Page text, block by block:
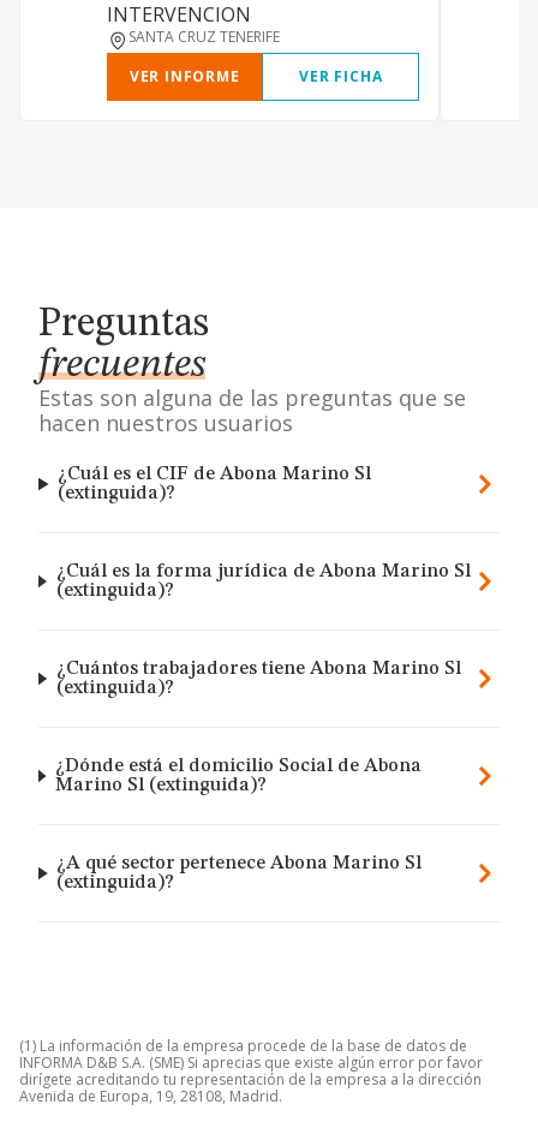
INTERVENCION
SANTA CRUZ TENERIFE
VER INFORME
VER FICHA
Preguntas
frecuentes
Estas son alguna de las preguntas que se
hacen nuestros usuarios
¿Cuál es el CIF de Abona Marino Sl
(extinguida)?
¿Cuál es la forma jurídica de Abona Marino Sl
(extinguida)?
¿Cuántos trabajadores tiene Abona Marino Sl
(extinguida)?
¿Dónde está el domicilio Social de Abona
Marino Sl (extinguida)?
¿A qué sector pertenece Abona Marino Sl
(extinguida)?
(1) La información de la empresa procede de la base de datos de
INFORMA D&B S.A. (SME) Si aprecias que existe algún error por favor
dirígete acreditando tu representación de la empresa a la dirección
Avenida de Europa, 19, 28108, Madrid.